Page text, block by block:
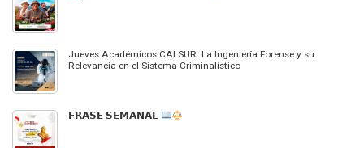
Jueves Académicos CALSUR: La Ingeniería Forense y su
Relevancia en el Sistema Criminalístico
𝗙𝗥𝗔𝗦𝗘 𝗦𝗘𝗠𝗔𝗡𝗔𝗟